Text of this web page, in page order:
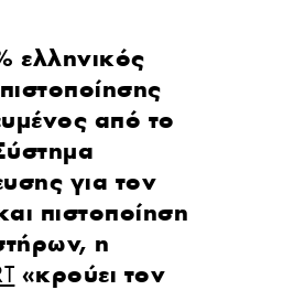
ελληνικός
από το
για τον
πιστοποίηση
η
«κρούει τον